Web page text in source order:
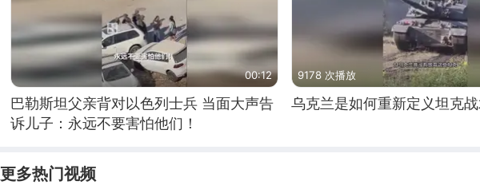
00:12
巴勒斯坦父亲背对以色列士兵 当面大声告
诉儿子：永远不要害怕他们！
9178 次播放
乌克兰是如何重新定义坦克
更多热门视频